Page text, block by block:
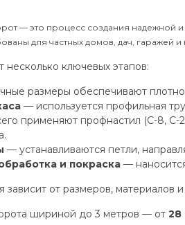
— это процесс создания надежной
для частных домов, дач, гаражей
несколько ключевых этапов:
размеры обеспечивают
— используется профильная
применяют профнастил (С-8, С-
— устанавливаются петли,
и покраска —
зависит от размеров,
шириной до 3 метров — от 28